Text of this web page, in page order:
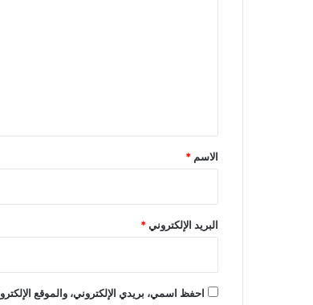
*
الاسم *
البريد الإلكتروني*
احفظ اسمي، بريدي الإلكتروني، والموقع